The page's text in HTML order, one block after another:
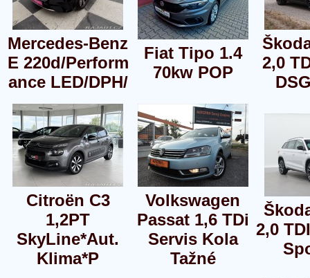
Mercedes-Benz
E 220d/Perform
ance LED/DPH/
Fiat Tipo 1.4
70kw POP
2,0
Citroën C3
1,2PT
SkyLine*Aut.
Klima*P
Volkswagen
Passat 1,6 TDi
Servis Kola
Tažné
2,0